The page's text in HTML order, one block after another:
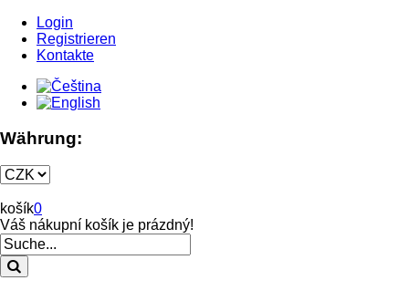
Login
Registrieren
Kontakte
Währung:
košík0
Váš nákupní košík je prázdný!